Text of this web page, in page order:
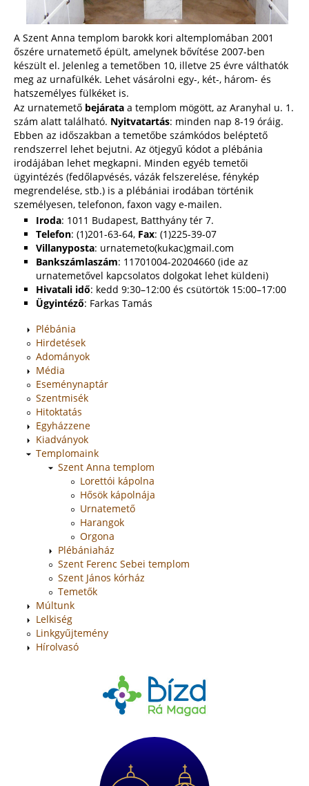
A Szent Anna templom barokk kori altemplomában 2001
őszére urnatemető épült, amelynek bővítése 2007-ben
készült el. Jelenleg a temetőben 10, illetve 25 évre válthatók
meg az urnafülkék. Lehet vásárolni egy-, két-, három- és
hatszemélyes fülkéket is.
Az urnatemető bejárata a templom mögött, az Aranyhal u. 1.
szám alatt található. Nyitvatartás: minden nap 8-19 óráig.
Ebben az időszakban a temetőbe számkódos beléptető
rendszerrel lehet bejutni. Az ötjegyű kódot a plébánia
irodájában lehet megkapni. Minden egyéb temetői
ügyintézés (fedőlapvésés, vázák felszerelése, fénykép
megrendelése, stb.) is a plébániai irodában történik
személyesen, telefonon, faxon vagy e-mailen.
Iroda: 1011 Budapest, Batthyány tér 7.
Telefon: (1)201-63-64, Fax: (1)225-39-07
Villanyposta: urnatemeto(kukac)gmail.com
Bankszámlaszám: 11701004-20204660 (ide az
urnatemetővel kapcsolatos dolgokat lehet küldeni)
Hivatali idő: kedd 9:30–12:00 és csütörtök 15:00–17:00
Ügyintéző: Farkas Tamás
Plébánia
Hirdetések
Adományok
Média
Eseménynaptár
Szentmisék
Hitoktatás
Egyházzene
Kiadványok
Templomaink
Szent Anna templom
Lorettói kápolna
Hősök kápolnája
Urnatemető
Harangok
Orgona
Plébániaház
Szent Ferenc Sebei templom
Szent János kórház
Temetők
Múltunk
Lelkiség
Linkgyűjtemény
Hírolvasó